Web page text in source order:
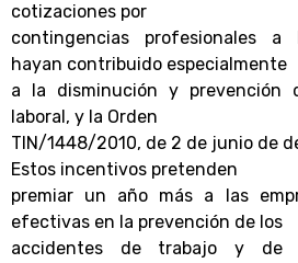
cotizaciones por
contingencias profesionales a
hayan contribuido especialmente
a la disminución y prevención
laboral, y la Orden
TIN/1448/2010, de 2 de junio de
Estos incentivos pretenden
premiar un año más a las
efectivas en la prevención de los
accidentes de trabajo y de